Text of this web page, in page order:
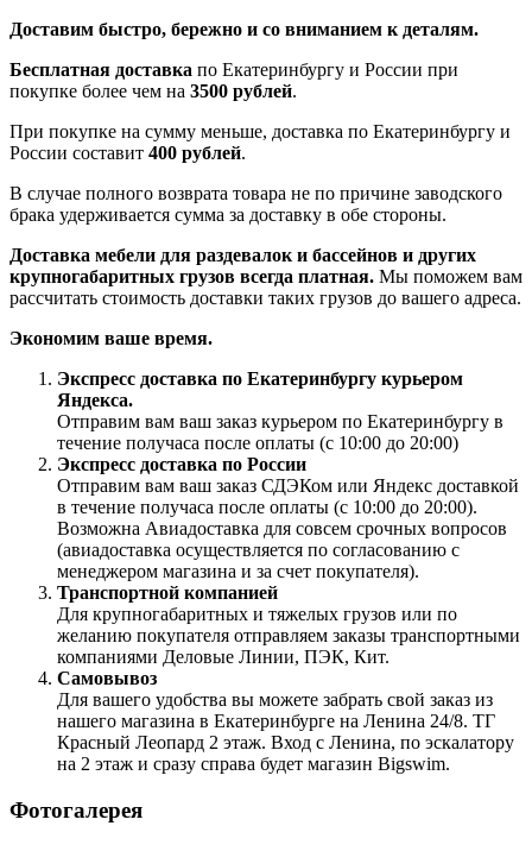
Доставим быстро, бережно и со вниманием к деталям.
Бесплатная доставка по Екатеринбургу и России при
покупке более чем на 3500 рублей.
При покупке на сумму меньше, доставка по Екатеринбургу и
России составит 400 рублей.
В случае полного возврата товара не по причине заводского
брака удерживается сумма за доставку в обе стороны.
Доставка мебели для раздевалок и бассейнов и других
крупногабаритных грузов всегда платная. Мы поможем вам
рассчитать стоимость доставки таких грузов до вашего адреса.
Экономим ваше время.
Экспресс доставка по Екатеринбургу курьером
Яндекса.
Отправим вам ваш заказ курьером по Екатеринбургу в
течение получаса после оплаты (с 10:00 до 20:00)
Экспресс доставка по России
Отправим вам ваш заказ СДЭКом или Яндекс доставкой
в течение получаса после оплаты (с 10:00 до 20:00).
Возможна Авиадоставка для совсем срочных вопросов
(авиадоставка осуществляется по согласованию с
менеджером магазина и за счет покупателя).
Транспортной компанией
Для крупногабаритных и тяжелых грузов или по
желанию покупателя отправляем заказы транспортными
компаниями Деловые Линии, ПЭК, Кит.
Самовывоз
Для вашего удобства вы можете забрать свой заказ из
нашего магазина в Екатеринбурге на Ленина 24/8. ТГ
Красный Леопард 2 этаж. Вход с Ленина, по эскалатору
на 2 этаж и сразу справа будет магазин Bigswim.
Фотогалерея